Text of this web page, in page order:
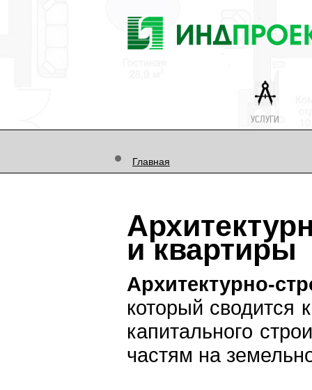
УСЛУГИ
Главная
и квартиры
Архитектурно-
который сводится
капитального
частям на